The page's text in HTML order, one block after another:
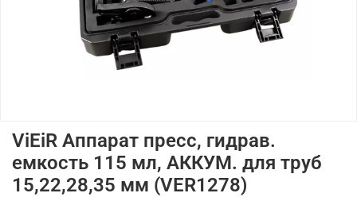
ViEiR Аппарат пресс, гидрав.
емкость 115 мл, АККУМ. для труб
15,22,28,35 мм (VER1278)